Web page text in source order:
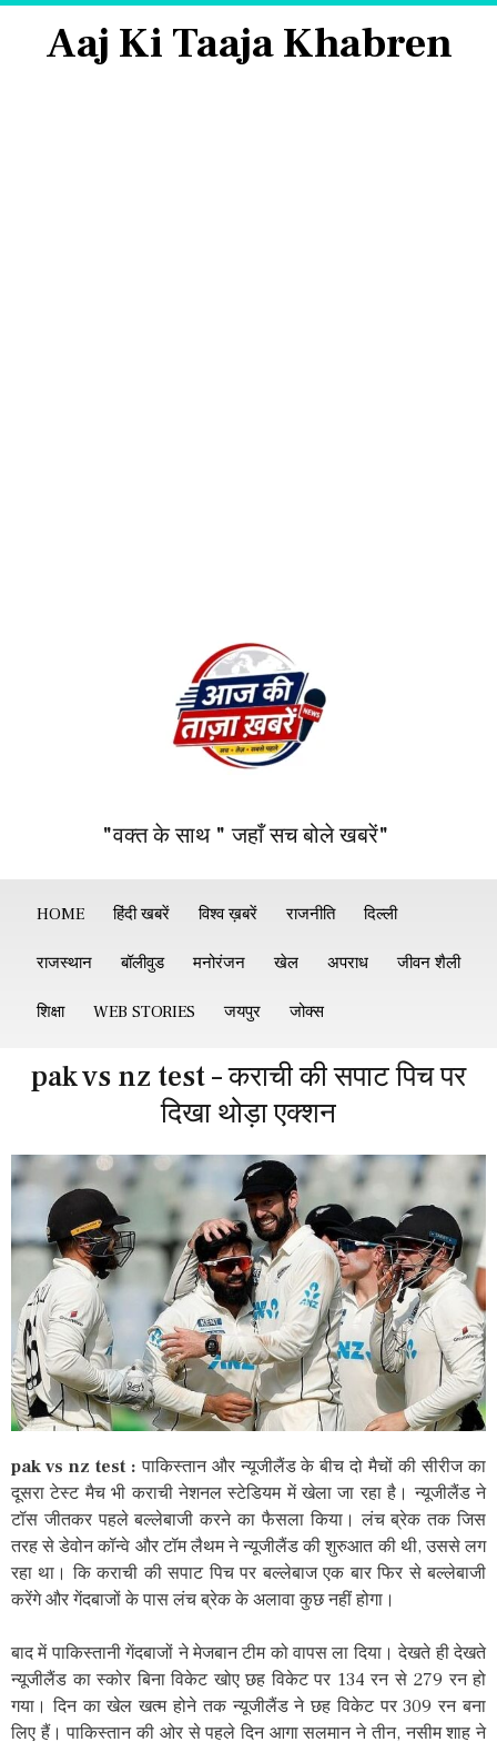
Aaj Ki Taaja Khabren
"वक्त के साथ " जहाँ सच बोले खबरें"
HOME हिंदी खबरें विश्व ख़बरें राजनीति दिल्ली
राजस्थान बॉलीवुड मनोरंजन खेल अपराध जीवन शैली
शिक्षा WEB STORIES जयपुर जोक्स
pak vs nz test – कराची की सपाट पिच पर
दिखा थोड़ा एक्शन
pak vs nz test :पाकिस्तान और न्यूजीलैंड के बीच दो मैचों की सीरीज का
दूसरा टेस्ट मैच भी कराची नेशनल स्टेडियम में खेला जा रहा है। न्यूजीलैंड ने
टॉस जीतकर पहले बल्लेबाजी करने का फैसला किया। लंच ब्रेक तक जिस
तरह से डेवोन कॉन्वे और टॉम लैथम ने न्यूजीलैंड की शुरुआत की थी, उससे लग
रहा था। कि कराची की सपाट पिच पर बल्लेबाज एक बार फिर से बल्लेबाजी
करेंगे और गेंदबाजों के पास लंच ब्रेक के अलावा कुछ नहीं होगा।
बाद में पाकिस्तानी गेंदबाजों ने मेजबान टीम को वापस ला दिया। देखते ही देखते
न्यूजीलैंड का स्कोर बिना विकेट खोए छह विकेट पर 134 रन से 279 रन हो
गया। दिन का खेल खत्म होने तक न्यूजीलैंड ने छह विकेट पर 309 रन बना
लिए हैं। पाकिस्तान की ओर से पहले दिन आगा सलमान ने तीन, नसीम शाह ने